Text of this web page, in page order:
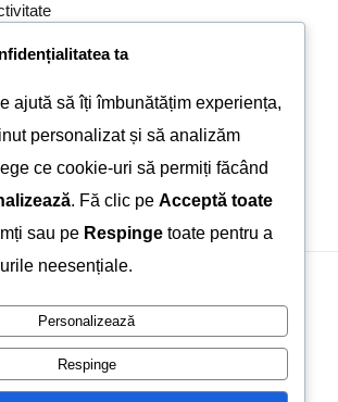
de calatorie – excursie de pe Valea
laEurojunior 2013
- 2026 | Avada Theme by
Reserved | Powered byWordPress
ta
ajută să îți îmbunătățim experiența,
personalizat și să analizăm
ce cookie-uri să permiți făcând
. Fă clic pe Acceptă toate
sau pe Respinge toate pentru a
neesențiale.
Personalizează
Respinge